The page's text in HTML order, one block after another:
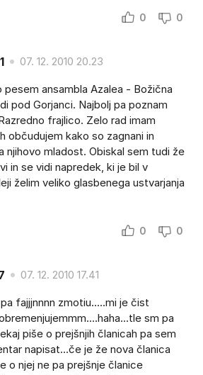
0 0
07. 12. 2010 20.23
ansambla Azalea - Božična
pod Gorjanci. Najbolj pa poznam
frajlico. Zelo rad imam
občudujem kako so zagnani in
njihovo mladost. Obiskal sem tudi že
in se vidi napredek, ki je bil v
želim veliko glasbenega ustvarjanja
0 0
07. 12. 2010 17.41
fajjjnnnn zmotiu.....mi je čist
sm pa
piše o prejšnjih članicah pa sem
napisat...če je že nova članica
o njej ne pa prejšnje članice